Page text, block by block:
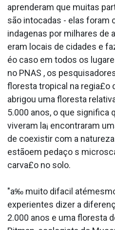
aprenderam que muitas
são intocadas - elas foram
inda­genas por milhares de
eram locais de cidades e
éo caso em todos os
no PNAS , os
floresta tropical na regia£o
abrigou uma floresta
5.000 anos, o que significa
viveram la¡ encontraram
de coexistir com a
estãoem pedaço s
carva£o no solo.
"a‰ muito difa­cil
experientes dizer a
2.000 anos e uma floresta